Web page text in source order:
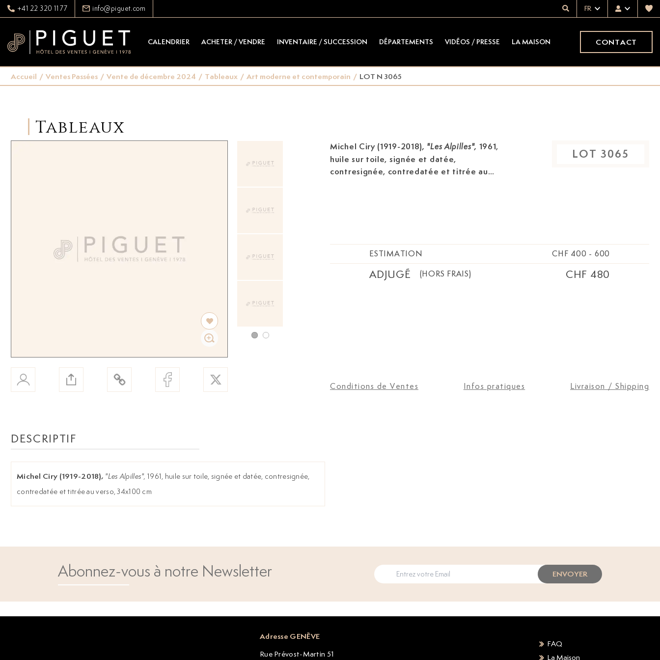
+41 22 320 11 77 info@piguet.com FR
CALENDRIER ACHETER / VENDRE INVENTAIRE / SUCCESSION DÉPARTEMENTS VIDÉOS / PRESSE LA MAISON CONTACT
Accueil / Ventes Passées / Vente de décembre 2024 / Tableaux / Art moderne et contemporain / LOT N 3065
Tableaux
Michel Ciry (1919-2018), "Les Alpilles", 1961,
huile sur toile, signée et datée,
contresignée, contredatée et titrée au
LOT 3065
ESTIMATION CHF 400 - 600
ADJUGÉ (HORS FRAIS) CHF 480
Conditions de Ventes Infos pratiques Livraison / Shipping
DESCRIPTIF
Michel Ciry (1919-2018), "Les Alpilles", 1961, huile sur toile, signée et datée, contresignée,
contredatée et titrée au verso, 34x100 cm
Abonnez-vous à notre Newsletter ENVOYER
Adresse GENÈVE
Rue Prévost-Martin 51
FAQ
La Maison